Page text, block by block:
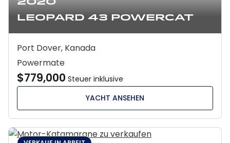
2020
Leopard 43 Powercat
Port Dover, Kanada
Powermate
$779,000 Steuer inklusive
YACHT ANSEHEN